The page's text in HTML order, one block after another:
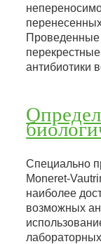
Проведенные
антибиотики
Специально
Моnеret-
наиболее
возможных